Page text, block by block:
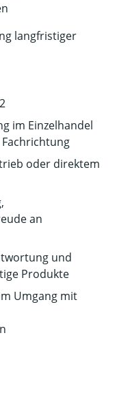
langfristiger
im Einzelhandel
oder direktem
an
und
Produkte
Umgang mit